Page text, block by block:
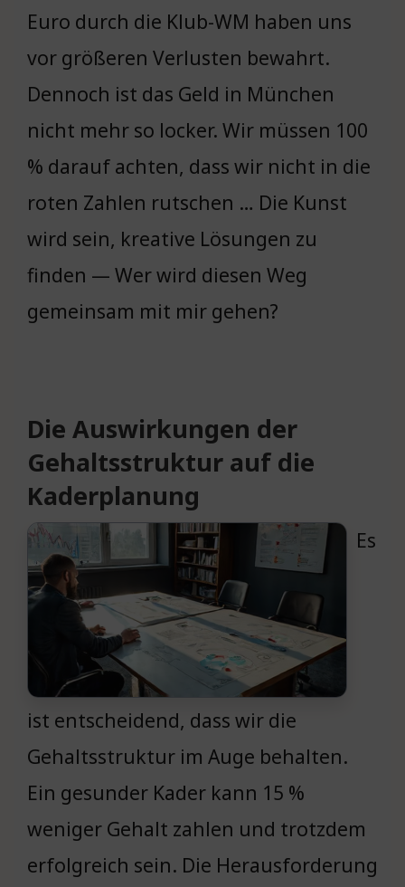
Euro durch die Klub-WM haben uns
vor größeren Verlusten bewahrt.
Dennoch ist das Geld in München
nicht mehr so locker. Wir müssen 100
% darauf achten, dass wir nicht in die
roten Zahlen rutschen … Die Kunst
wird sein, kreative Lösungen zu
finden — Wer wird diesen Weg
gemeinsam mit mir gehen?
Die Auswirkungen der
Gehaltsstruktur auf die
Kaderplanung
Es
ist entscheidend, dass wir die
Gehaltsstruktur im Auge behalten.
Ein gesunder Kader kann 15 %
weniger Gehalt zahlen und trotzdem
erfolgreich sein. Die Herausforderung